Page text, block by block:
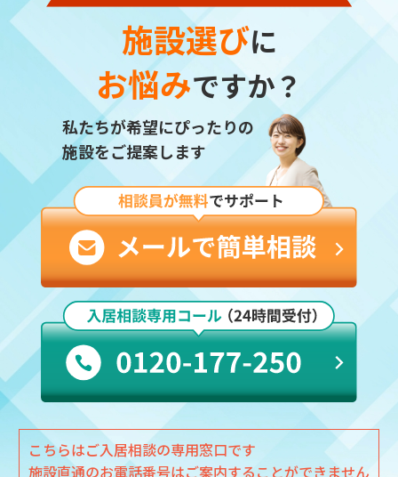
施設選びに
お悩みですか？
私たちが希望にぴったりの
施設をご提案します
こちらはご入居相談の専用窓口です
施設直通のお電話番号はご案内することができません